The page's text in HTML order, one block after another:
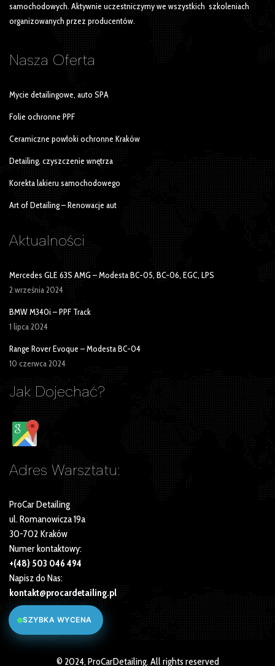
samochodowych. Aktywnie uczestniczymy we wszystkich szkoleniach
organizowanych przez producentów.
Nasza Oferta
Mycie detailingowe, auto SPA
Folie ochronne PPF
Ceramiczne powłoki ochronne Kraków
Detailing, czyszczenie wnętrza
Korekta lakieru samochodowego
Art of Detailing – Renowacje aut
Aktualności
Mercedes GLE 63S AMG – Modesta BC-05, BC-06, EGC, LPS
2 września 2024
BMW M340i – PPF Track
1 lipca 2024
Range Rover Evoque – Modesta BC-04
10 czerwca 2024
Jak Dojechać?
Adres Warsztatu:
ProCar Detailing
ul. Romanowicza 19a
30-702 Kraków
Numer kontaktowy:
+(48) 503 046 494
Napisz do Nas:
kontakt@procardetailing.pl
© 2024, ProCarDetailing. All rights reserved
SZYBKA WYCENA